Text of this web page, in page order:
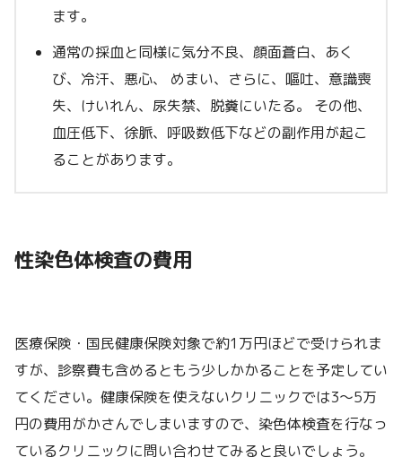
ます。
通常の採血と同様に気分不良、顔面蒼白、あく
び、冷汗、悪心、 めまい、さらに、嘔吐、意識喪
失、けいれん、尿失禁、脱糞にいたる。 その他、
血圧低下、徐脈、呼吸数低下などの副作用が起こ
ることがあります。
性染色体検査の費用
医療保険・国民健康保険対象で約1万円ほどで受けられま
すが、診察費も含めるともう少しかかることを予定してい
てください。健康保険を使えないクリニックでは3〜5万
円の費用がかさんでしまいますので、染色体検査を行なっ
ているクリニックに問い合わせてみると良いでしょう。